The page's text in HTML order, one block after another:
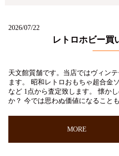
2026/07/22
レトロホビー買
天文館質舗です。当店ではヴィン
ます。 昭和レトロおもちゃ超合金
など 1点から査定致します。 懐か
か？ 今では思わぬ価値になること
MORE